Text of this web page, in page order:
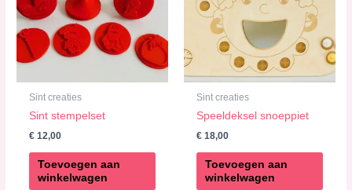
Sint creaties
Sint stempelset
€ 12,00
Toevoegen aan
winkelwagen
Sint creaties
Speeldeksel snoeppiet
€ 18,00
Toevoegen aan
winkelwagen